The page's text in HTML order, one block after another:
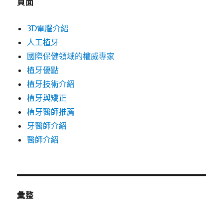
頁面
3D電腦介紹
人工植牙
國際保健領域的權威專家
植牙優點
植牙技術介紹
植牙與矯正
植牙醫師推薦
牙醫師介紹
醫師介紹
彙整